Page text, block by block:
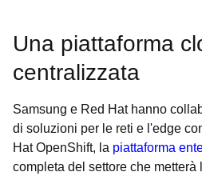
Una piattaforma
centralizzata
Samsung e Red Hat hanno
di soluzioni per le reti e l'edge
Hat OpenShift, la piattaforma
completa del settore che